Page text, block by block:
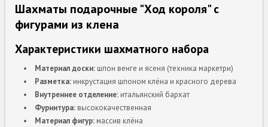
Шахматы подарочные "Ход короля" с
фигурами из клена
Характеристики шахматного набора
Материал доски: шпон венге и ясеня (техника маркетри)
Разметка: инкрустация шпоном клёна и красного дерева
Внутреннее отделение: итальянский бархат
Фурнитура: высококачественная
Материал фигур: массив клёна